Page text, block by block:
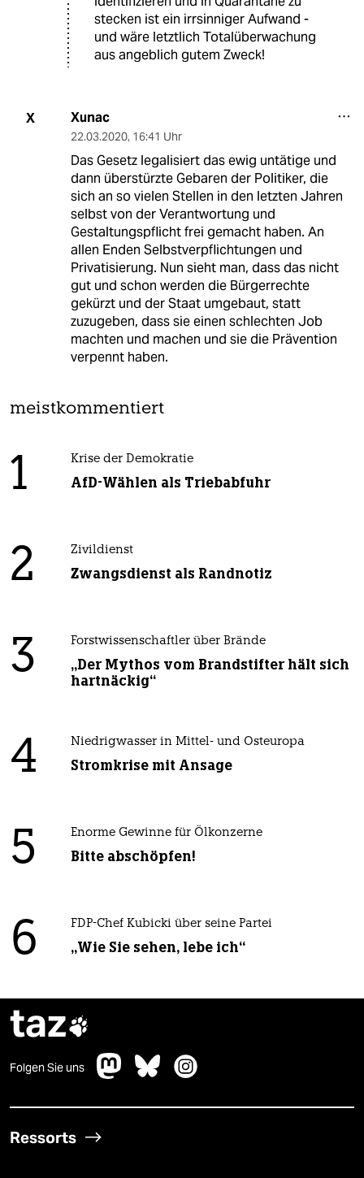
stecken ist ein irrsinniger Aufwand -
und wäre letztlich Totalüberwachung
aus angeblich gutem Zweck!
X Xunac
22.03.2020, 16:41 Uhr
Das Gesetz legalisiert das ewig untätige und
dann überstürzte Gebaren der Politiker, die
sich an so vielen Stellen in den letzten Jahren
selbst von der Verantwortung und
Gestaltungspflicht frei gemacht haben. An
allen Enden Selbstverpflichtungen und
Privatisierung. Nun sieht man, dass das nicht
gut und schon werden die Bürgerrechte
gekürzt und der Staat umgebaut, statt
zuzugeben, dass sie einen schlechten Job
machten und machen und sie die Prävention
verpennt haben.
meistkommentiert
1 Krise der Demokratie
AfD-Wählen als Triebabfuhr
2 Zivildienst
Zwangsdienst als Randnotiz
3 Forstwissenschaftler über Brände
„Der Mythos vom Brandstifter hält sich
hartnäckig“
4 Niedrigwasser in Mittel- und Osteuropa
Stromkrise mit Ansage
5 Enorme Gewinne für Ölkonzerne
Bitte abschöpfen!
6 FDP-Chef Kubicki über seine Partei
„Wie Sie sehen, lebe ich“
taz
Folgen Sie uns
Ressorts